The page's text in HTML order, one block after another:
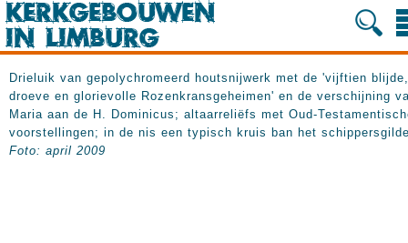
Drieluik van gepolychromeerd houtsnijwerk met de 'vijftien blijde,
droeve en glorievolle Rozenkransgeheimen' en de verschijning
Maria aan de H. Dominicus; altaarreliëfs met Oud-
voorstellingen; in de nis een typisch kruis ban het
Foto: april 2009